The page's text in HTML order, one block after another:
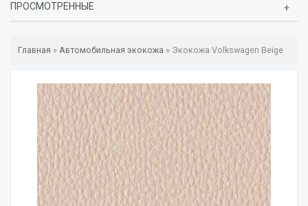
ПРОСМОТРЕННЫЕ
Главная » Автомобильная экокожа » Экокожа Volkswagen Beige